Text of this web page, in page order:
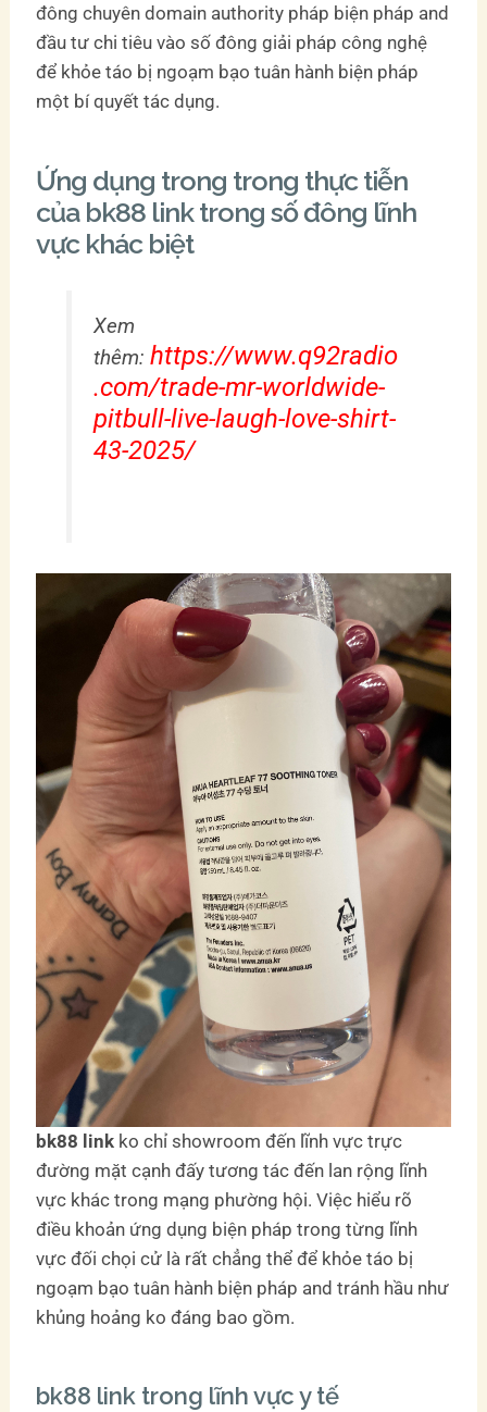
đông chuyên domain authority pháp biện pháp and
đầu tư chi tiêu vào số đông giải pháp công nghệ
để khỏe táo bị ngoạm bạo tuân hành biện pháp
một bí quyết tác dụng.
Ứng dụng trong trong thực tiễn
của bk88 link trong số đông lĩnh
vực khác biệt
Xem
thêm:https://www.q92radio
.com/trade-mr-worldwide-
pitbull-live-laugh-love-shirt-
43-2025/
bk88 link ko chỉ showroom đến lĩnh vực trực
đường mặt cạnh đấy tương tác đến lan rộng lĩnh
vực khác trong mạng phường hội. Việc hiểu rõ
điều khoản ứng dụng biện pháp trong từng lĩnh
vực đối chọi cử là rất chẳng thể để khỏe táo bị
ngoạm bạo tuân hành biện pháp and tránh hầu như
khủng hoảng ko đáng bao gồm.
bk88 link trong lĩnh vực y tế